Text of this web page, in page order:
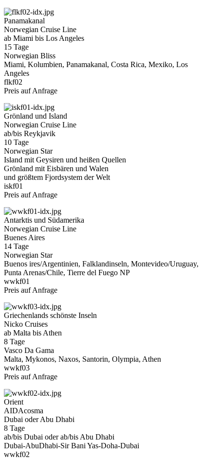
Panamakanal
Norwegian Cruise Line
ab Miami bis Los Angeles
15 Tage
Norwegian Bliss
Miami, Kolumbien, Panamakanal, Costa Rica, Mexiko, Los
Angeles
flkf02
Preis auf Anfrage
Grönland und Island
Norwegian Cruise Line
ab/bis Reykjavik
10 Tage
Norwegian Star
Island mit Geysiren und heißen Quellen
Grönland mit Eisbären und Walen
und größtem Fjordsystem der Welt
iskf01
Preis auf Anfrage
Antarktis und Südamerika
Norwegian Cruise Line
Buenes Aires
14 Tage
Norwegian Star
Buenos ires/Argentinien, Falklandinseln, Montevideo/Uruguay,
Punta Arenas/Chile, Tierre del Fuego NP
wwkf01
Preis auf Anfrage
Griechenlands schönste Inseln
Nicko Cruises
ab Malta bis Athen
8 Tage
Vasco Da Gama
Malta, Mykonos, Naxos, Santorin, Olympia, Athen
wwkf03
Preis auf Anfrage
Orient
AIDAcosma
Dubai oder Abu Dhabi
8 Tage
ab/bis Dubai oder ab/bis Abu Dhabi
Dubai-AbuDhabi-Sir Bani Yas-Doha-Dubai
wwkf02